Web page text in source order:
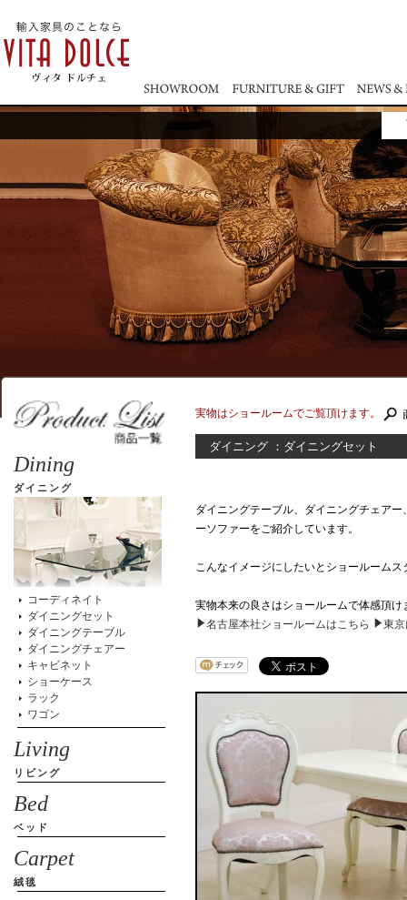
実物はショールームでご覧頂けます。
ダイニング ：ダイニングセット
ダイニングテーブル、ダイニングチェア
ーソファーをご紹介しています。
こんなイメージにしたいとショールーム
実物本来の良さはショールームで体感頂
名古屋本社ショールームはこちら
東
Dining
ダイニング
コーディネイト
ダイニングセット
ダイニングテーブル
ダイニングチェアー
キャビネット
ショーケース
ラック
ワゴン
Living
リビング
Bed
ベッド
Carpet
絨毯